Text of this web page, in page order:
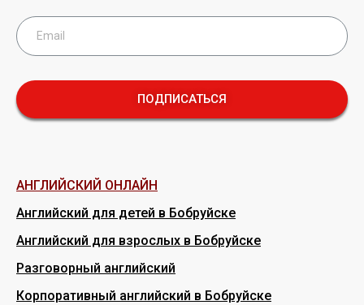
ПОДПИСАТЬСЯ
АНГЛИЙСКИЙ ОНЛАЙН
Английский для детей в Бобруйске
Английский для взрослых в Бобруйске
Разговорный английский
Корпоративный английский в Бобруйске